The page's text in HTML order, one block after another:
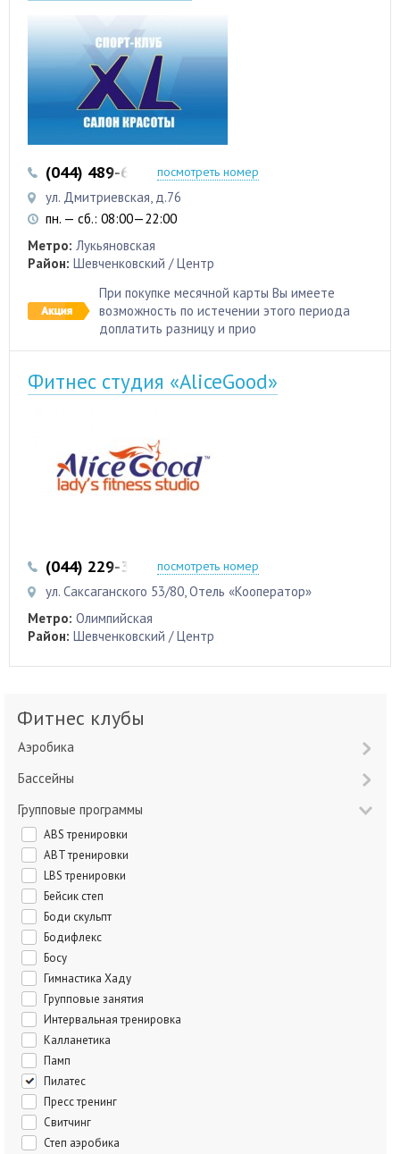
(044) 489-66-88 (044) 489-66-56
посмотреть номер
ул. Дмитриевская, д.76
пн. — сб.: 08:00—22:00
Метро: Лукьяновская
Район: Шевченковский / Центр
При покупке месячной карты Вы имеете
возможность по истечении этого периода
доплатить разницу и прио
Фитнес студия «AliceGood»
(044) 229-38-58 (095) 701-70-97
посмотреть номер
ул. Саксаганского 53/80, Отель «Кооператор»
Метро: Олимпийская
Район: Шевченковский / Центр
Фитнес клубы
Аэробика
Бассейны
Групповые программы
ABS тренировки
ABT тренировки
LBS тренировки
Бейсик степ
Боди скульпт
Бодифлекс
Босу
Гимнастика Хаду
Групповые занятия
Интервальная тренировка
Калланетика
Памп
Пилатес
Пресс тренинг
Свитчинг
Степ аэробика